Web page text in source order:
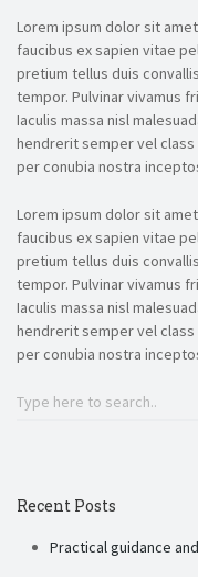
Lorem ipsum dolor sit
faucibus ex sapien vitae
pretium tellus duis
tempor. Pulvinar vivamus
Iaculis massa nisl
hendrerit semper vel
per conubia nostra
Lorem ipsum dolor sit
faucibus ex sapien vitae
pretium tellus duis
tempor. Pulvinar vivamus
Iaculis massa nisl
hendrerit semper vel
per conubia nostra
Recent Posts
Practical guidance